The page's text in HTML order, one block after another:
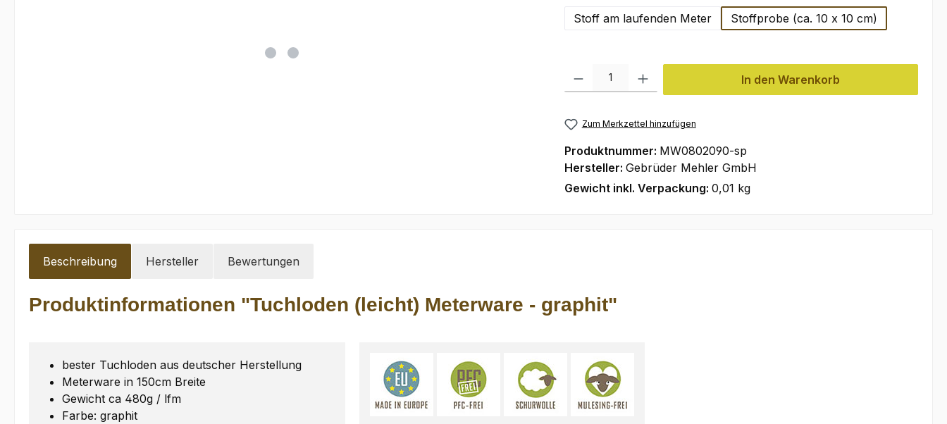
Stoff am laufenden Meter
Stoffprobe (ca. 10 x 10 cm)
Produkt Anzahl: Gib den gewünschten Wert ein oder benutze die Schaltflächen
In den Warenkorb
Zum Merkzettel hinzufügen
Produktnummer: MW0802090-sp
Hersteller: Gebrüder Mehler GmbH
Gewicht inkl. Verpackung: 0,01 kg
Beschreibung Hersteller Bewertungen
Produktinformationen "Tuchloden (leicht) Meterware - graphit"
bester Tuchloden aus deutscher Herstellung
Meterware in 150cm Breite
Gewicht ca 480g / lfm
Farbe: graphit